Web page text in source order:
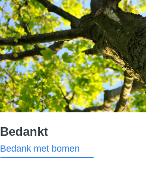
Bedankt
Bedank met bomen